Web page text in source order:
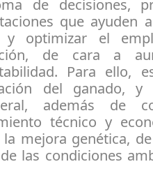
de decisiones,
que ayuden
y optimizar el
de cara a
Para ello,
del ganado, y
además de
técnico y
mejora genética,
las condiciones